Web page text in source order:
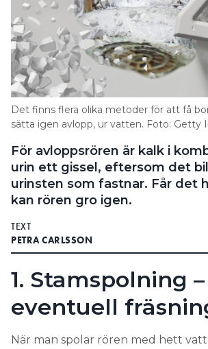
Läs E-tidningen
Om tidningen
Kontakt
Information om GDPR
Search for:
SEARCH
Det finns flera olika metoder för att få
sätta igen avlopp, ur vatten. Foto: Getty
För avloppsrören är kalk i
urin ett gissel, eftersom det
urinsten som fastnar. Får det
kan rören gro igen.
TEXT
PETRA CARLSSON
1. Stamspolning
eventuell
När man spolar rören med hett